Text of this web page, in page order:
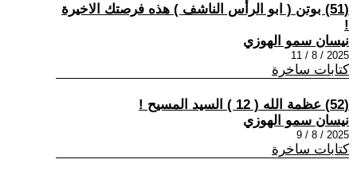
(51) بوتن ( ابو الرأس الناشف ) هذه فرصتك الاخيرة
!
نيسان سمو الهوزي
2025 / 8 / 11
كتابات ساخرة
(52) عظمة الله ( 12 ) السيد المسيح !
نيسان سمو الهوزي
2025 / 8 / 9
كتابات ساخرة